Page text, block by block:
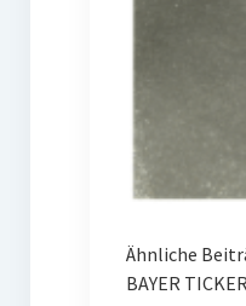
Ähnliche
BAYER TICKER